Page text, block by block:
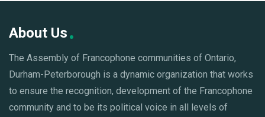
About Us
The Assembly of Francophone communities of Ontario,
Durham-Peterborough is a dynamic organization that works
to ensure the recognition, development of the Francophone
community and to be its political voice in all levels of